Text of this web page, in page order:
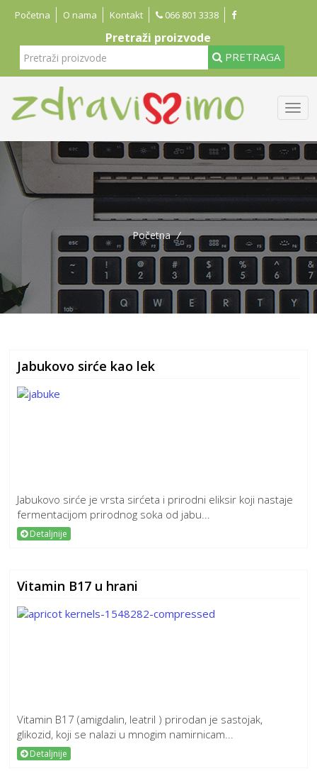
Početna O nama Kontakt 066 801 3338
Pretraži proizvode
PRETRAGA
Početna /
Jabukovo sirće kao lek
Jabukovo sirće je vrsta sirćeta i prirodni eliksir koji nastaje
fermentacijom prirodnog soka od jabu...
Detaljnije
Vitamin B17 u hrani
Vitamin B17 (amigdalin, leatril ) prirodan je sastojak,
glikozid, koji se nalazi u mnogim namirnicam...
Detaljnije